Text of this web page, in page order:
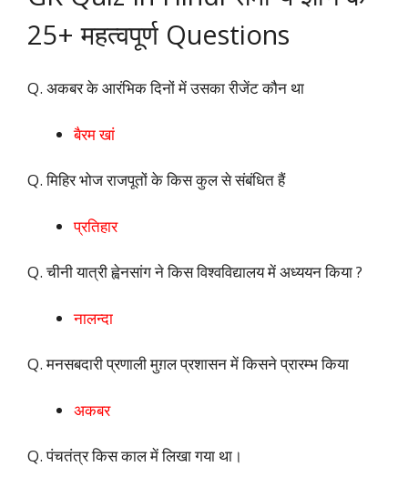
25+ महत्वपूर्ण Questions
Q. अकबर के आरंभिक दिनों में उसका रीजेंट कौन था
बैरम खां
Q. मिहिर भोज राजपूतों के किस कुल से संबंधित हैं
प्रतिहार
Q. चीनी यात्री ह्वेनसांग ने किस विश्वविद्यालय में अध्ययन किया ?
नालन्दा
Q. मनसबदारी प्रणाली मुग़ल प्रशासन में किसने प्रारम्‍भ किया
अकबर
Q. पंचतंत्र किस काल में लिखा गया था।